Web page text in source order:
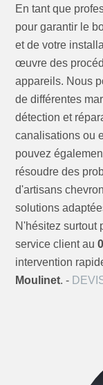
En tant que
pour garantir le
et de votre
œuvre des
appareils. Nous
de différentes
détection et
canalisations ou
pouvez
résoudre des
d'artisans
solutions
N'hésitez surtout
service client au
intervention
Moulinet. -